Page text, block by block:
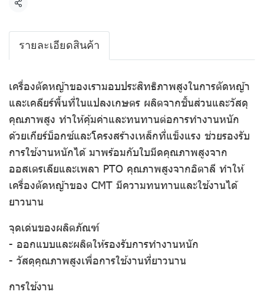
แชร์
รายละเอียดสินค้า
เครื่องตัดหญ้าของเรามอบประสิทธิภาพสูงในการตัดหญ้า
และเคลียร์พื้นที่ในแปลงเกษตร ผลิตจากชิ้นส่วนและวัสดุ
คุณภาพสูง ทำให้คุ้มค่าและทนทานต่อการทำงานหนัก
ด้วยเกียร์บ็อกซ์และโครงสร้างเหล็กที่แข็งแรง ช่วยรองรับ
การใช้งานหนักได้ มาพร้อมกับใบมีดคุณภาพสูงจาก
ออสเตรเลียและเพลา PTO คุณภาพสูงจากอิตาลี ทำให้
เครื่องตัดหญ้าของ CMT มีความทนทานและใช้งานได้
ยาวนาน
จุดเด่นของผลิตภัณฑ์
- ออกแบบและผลิตให้รองรับการทำงานหนัก
- วัสดุคุณภาพสูงเพื่อการใช้งานที่ยาวนาน
การใช้งาน